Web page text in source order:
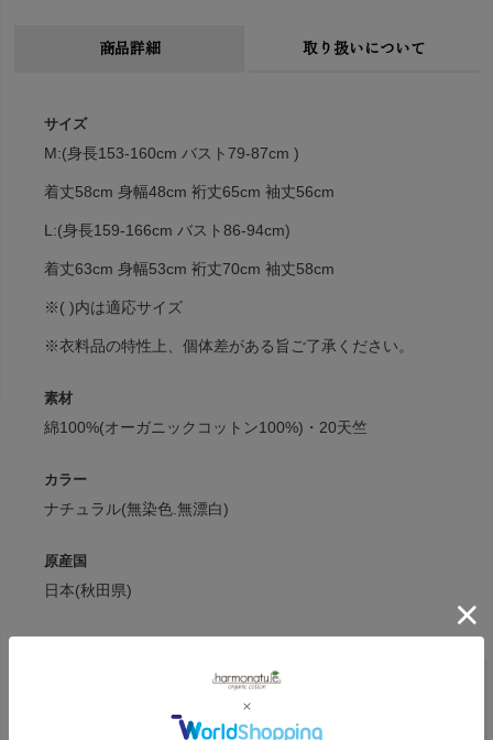
商品詳細 取り扱いについて
サイズ
M:(身長153-160cm バスト79-87cm )
着丈58cm 身幅48cm 裄丈65cm 袖丈56cm
L:(身長159-166cm バスト86-94cm)
着丈63cm 身幅53cm 裄丈70cm 袖丈58cm
※( )内は適応サイズ
※衣料品の特性上、個体差がある旨ご了承ください。
素材
綿100%(オーガニックコットン100%)・20天竺
カラー
ナチュラル(無染色.無漂白)
原産国
日本(秋田県)
ナユタ
商品一覧へ